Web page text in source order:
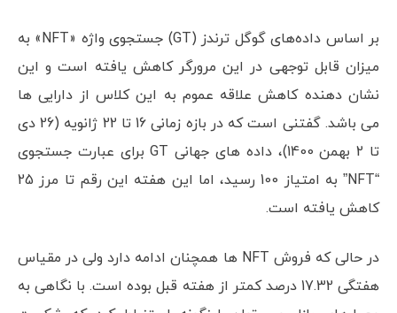
بر اساس داده‌های گوگل ترندز (GT) جستجوی واژه «NFT» به
میزان قابل توجهی در این مرورگر کاهش یافته است و این
نشان دهنده کاهش علاقه عموم به این کلاس از دارایی ها
می باشد. گفتنی است که در بازه زمانی 16 تا 22 ژانویه (26 دی
تا 2 بهمن 1400)، داده های جهانی GT برای عبارت جستجوی
“NFT” به امتیاز 100 رسید، اما این هفته این رقم تا مرز 25
کاهش یافته است.
در حالی که فروش NFT ها همچنان ادامه دارد ولی در مقیاس
هفتگی 17.32 درصد کمتر از هفته قبل بوده است. با نگاهی به